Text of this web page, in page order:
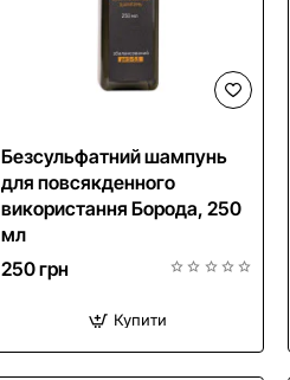
Безсульфатний шампунь
для повсякденного
використання Борода, 250
мл
250 грн
Купити